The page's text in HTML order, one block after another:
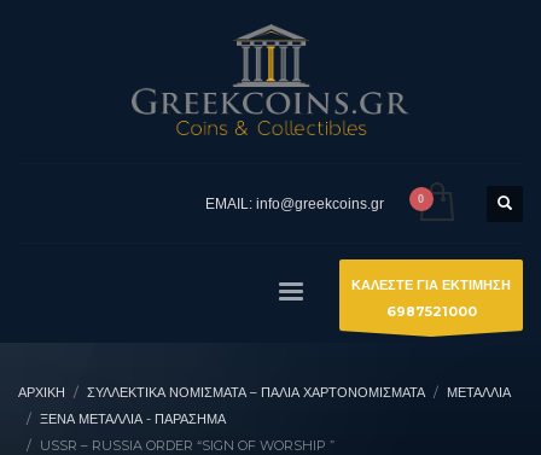
EMAIL: info@greekcoins.gr
ΚΑΛΕΣΤΕ ΓΙΑ ΕΚΤΙΜΗΣΗ
6987521000
ΑΡΧΙΚΉ ΣΥΛΛΕΚΤΙΚΆ ΝΟΜΊΣΜΑΤΑ – ΠΑΛΙΆ ΧΑΡΤΟΝΟΜΊΣΜΑΤΑ
ΜΕΤΑΛΛΙΑ
ΞΈΝΑ ΜΕΤΆΛΛΙΑ - ΠΑΡΆΣΗΜΑ
USSR – RUSSIA ORDER “SIGN OF WORSHIP ”